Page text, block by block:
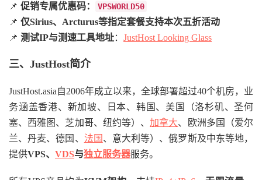
📌 促销专属优惠码： VPSWORLD50
📌 仅Sirius、Arcturus等指定套餐支持本次五折活动
📌 测试IP与测速工具地址： JustHost Looking Glass
三、JustHost简介
JustHost.asia自2006年成立以来，全球部署超过40个机房，业
务涵盖香港、新加坡、日本、韩国、美国（洛杉矶、圣何
塞、西雅图、芝加哥、纽约等）、加拿大、欧洲多国（爱尔
兰、丹麦、德国、 法国 、意大利等）、俄罗斯及中东等地，
提供VPS、 VDS与独立服务器服务。